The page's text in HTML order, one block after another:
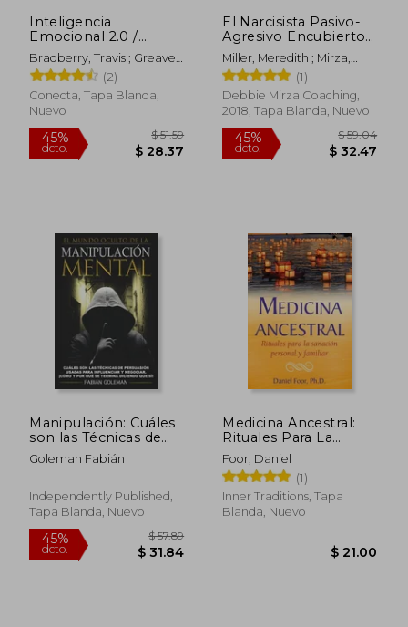
45%
dcto.
$ 51.75
$ 28.46
Inteligencia
Emocional 2.0 /
Emotional
Intelligence 2.0
Bradberry, Travis ; Greaves,
Jean
(2)
Conecta, Tapa Blanda,
Nuevo
El Narcisista Pasivo-
Agresivo Encubierto:
Reconociendo las
Características y
Encontrando
Sanación Después del
Abuso Emocional y
Miller, Meredith ; Mirza,
Debbie
(1)
Debbie Mirza Coaching,
2018, Tapa Blanda, Nuevo
Manipulación: Cuáles
son las Técnicas de
Persuasión Usadas
Para Influenciar y
por qué se Termina
Diciendo que sí!
Goleman Fabián
Independently Published,
Tapa Blanda, Nuevo
Medicina Ancestral:
Rituales Para La
Sanación Personal Y
Familiar
Foor, Daniel
(1)
Inner Traditions, Tapa
Blanda, Nuevo